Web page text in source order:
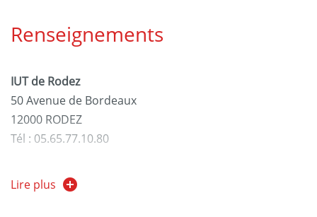
Renseignements
IUT de Rodez
50 Avenue de Bordeaux
12000 RODEZ
Tél : 05.65.77.10.80
Secrétariat du Département GEA
Tél : 05.65.77.15.63
Lire plus